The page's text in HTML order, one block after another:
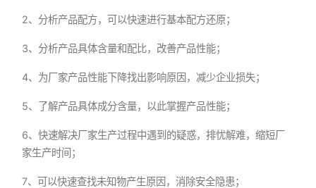
2、分析产品配方，可以快速进行基本配方还原；
3、分析产品具体含量和配比，改善产品性能；
4、为厂家产品性能下降找出影响原因，减少企业损失；
5、了解产品具体成分含量，以此掌握产品性能；
6、快速解决厂家生产过程中遇到的疑惑，排忧解难，缩短厂
家生产时间；
7、可以快速查找未知物产生原因，消除安全隐患；